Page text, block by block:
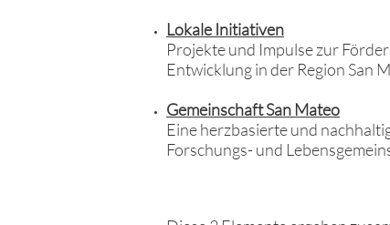
Lokale Initiativen
Projekte und Impulse zur
Entwicklung in der Region San
Gemeinschaft San Mateo
Eine herzbasierte und
Forschungs- und